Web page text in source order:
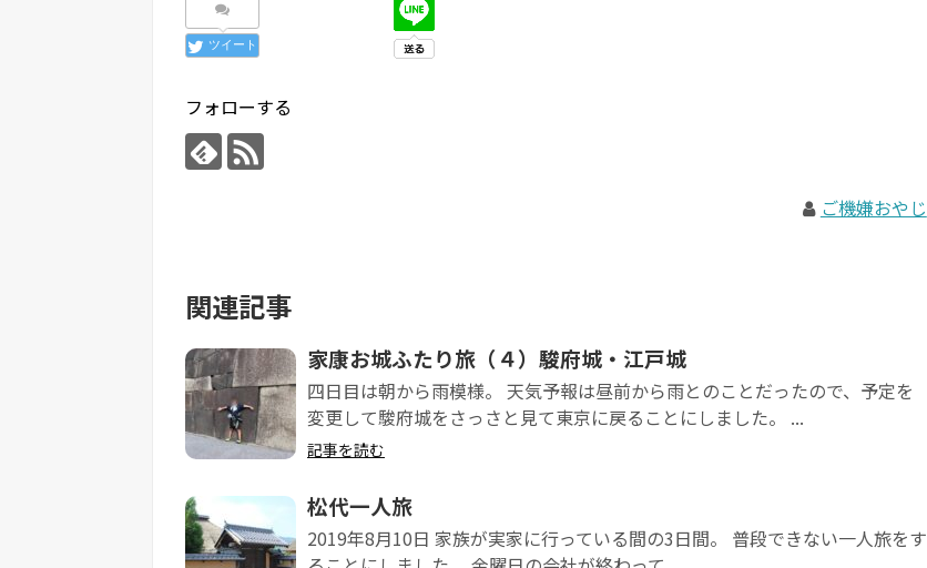
ツイート
フォローする
ご機嫌おやじ
関連記事
家康お城ふたり旅（４）駿府城・江戸城
四日目は朝から雨模様。 天気予報は昼前から雨とのことだったので、予定を
変更して駿府城をさっさと見て東京に戻ることにしました。 ...
記事を読む
松代一人旅
2019年8月10日 家族が実家に行っている間の3日間。 普段できない一人旅をす